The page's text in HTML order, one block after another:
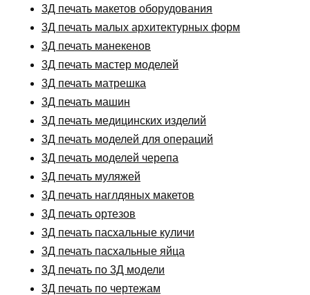
3Д печать макетов оборудования
3Д печать малых архитектурных форм
3Д печать манекенов
3Д печать мастер моделей
3Д печать матрешка
3Д печать машин
3Д печать медицинских изделий
3Д печать моделей для операций
3Д печать моделей черепа
3Д печать муляжей
3Д печать наглдяных макетов
3Д печать ортезов
3Д печать пасхальные куличи
3Д печать пасхальные яйца
3Д печать по 3Д модели
3Д печать по чертежам